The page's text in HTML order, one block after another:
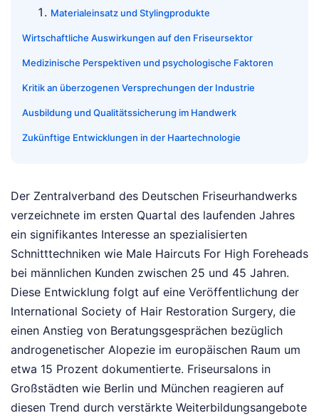
Materialeinsatz und Stylingprodukte
Wirtschaftliche Auswirkungen auf den Friseursektor
Medizinische Perspektiven und psychologische Faktoren
Kritik an überzogenen Versprechungen der Industrie
Ausbildung und Qualitätssicherung im Handwerk
Zukünftige Entwicklungen in der Haartechnologie
Der Zentralverband des Deutschen Friseurhandwerks
verzeichnete im ersten Quartal des laufenden Jahres
ein signifikantes Interesse an spezialisierten
Schnitttechniken wie Male Haircuts For High Foreheads
bei männlichen Kunden zwischen 25 und 45 Jahren.
Diese Entwicklung folgt auf eine Veröffentlichung der
International Society of Hair Restoration Surgery, die
einen Anstieg von Beratungsgesprächen bezüglich
androgenetischer Alopezie im europäischen Raum um
etwa 15 Prozent dokumentierte. Friseursalons in
Großstädten wie Berlin und München reagieren auf
diesen Trend durch verstärkte Weiterbildungsangebote